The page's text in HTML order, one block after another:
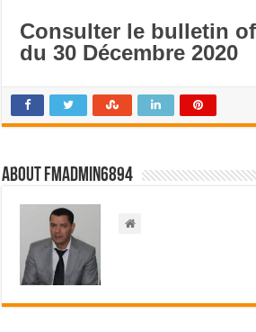
Consulter le bulletin
du 30 Décembre 2020
About FMadmin6894